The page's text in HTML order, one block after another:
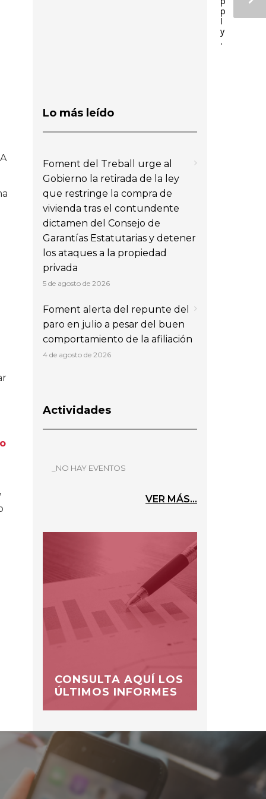
p
l
y
.
Lo más leído
Foment del Treball urge al
Gobierno la retirada de la ley
que restringe la compra de
vivienda tras el contundente
dictamen del Consejo de
Garantías Estatutarias y detener
los ataques a la propiedad
privada
5 de agosto de 2026
Foment alerta del repunte del
paro en julio a pesar del buen
comportamiento de la afiliación
4 de agosto de 2026
Actividades
_NO HAY EVENTOS
VER MÁS...
CONSULTA AQUÍ LOS
ÚLTIMOS INFORMES